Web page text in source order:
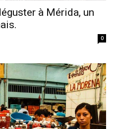
à Mérida, un
0